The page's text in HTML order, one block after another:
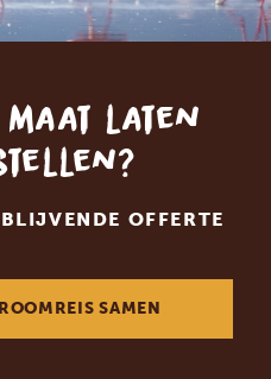
laten
OFFERTE
SAMEN